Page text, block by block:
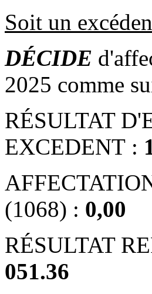
Soit un
DÉCIDE
2025 comme
RÉSULTAT
EXCEDENT :
(1068) : 0,00
RÉSULTAT
051.36